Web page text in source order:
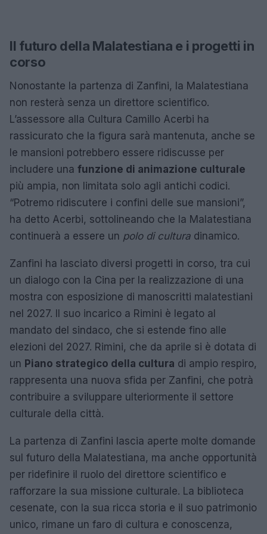
Il futuro della Malatestiana e i progetti in
corso
Nonostante la partenza di Zanfini, la Malatestiana
non resterà senza un direttore scientifico.
L’assessore alla Cultura Camillo Acerbi ha
rassicurato che la figura sarà mantenuta, anche se
le mansioni potrebbero essere ridiscusse per
includere una funzione di animazione culturale
più ampia, non limitata solo agli antichi codici.
“Potremo ridiscutere i confini delle sue mansioni”,
ha detto Acerbi, sottolineando che la Malatestiana
continuerà a essere un polo di cultura dinamico.
Zanfini ha lasciato diversi progetti in corso, tra cui
un dialogo con la Cina per la realizzazione di una
mostra con esposizione di manoscritti malatestiani
nel 2027. Il suo incarico a Rimini è legato al
mandato del sindaco, che si estende fino alle
elezioni del 2027. Rimini, che da aprile si è dotata di
un Piano strategico della cultura di ampio respiro,
rappresenta una nuova sfida per Zanfini, che potrà
contribuire a sviluppare ulteriormente il settore
culturale della città.
La partenza di Zanfini lascia aperte molte domande
sul futuro della Malatestiana, ma anche opportunità
per ridefinire il ruolo del direttore scientifico e
rafforzare la sua missione culturale. La biblioteca
cesenate, con la sua ricca storia e il suo patrimonio
unico, rimane un faro di cultura e conoscenza,